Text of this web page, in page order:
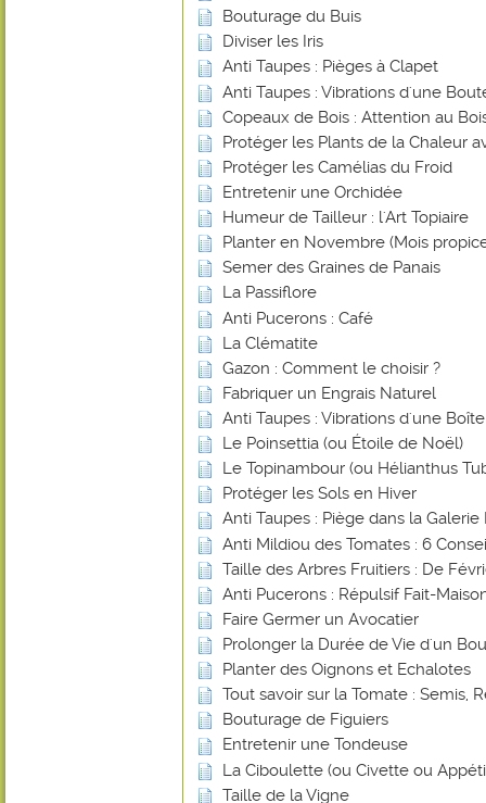
Bouturage du Buis
Diviser les Iris
Anti Taupes : Pièges à Clapet
Anti Taupes : Vibrations d'une
Copeaux de Bois : Attention au
Protéger les Plants de la Chaleur
Protéger les Camélias du Froid
Entretenir une Orchidée
Humeur de Tailleur : l'Art Topiaire
Planter en Novembre (Mois
Semer des Graines de Panais
La Passiflore
Anti Pucerons : Café
La Clématite
Gazon : Comment le choisir ?
Fabriquer un Engrais Naturel
Anti Taupes : Vibrations d'une
Le Poinsettia (ou Étoile de Noël)
Le Topinambour (ou Hélianthus
Protéger les Sols en Hiver
Anti Taupes : Piège dans la Galerie
Anti Mildiou des Tomates : 6
Taille des Arbres Fruitiers : De
Anti Pucerons : Répulsif Fait-
Faire Germer un Avocatier
Prolonger la Durée de Vie d'un
Planter des Oignons et Echalotes
Tout savoir sur la Tomate : Semis,
Bouturage de Figuiers
Entretenir une Tondeuse
La Ciboulette (ou Civette ou
Taille de la Vigne